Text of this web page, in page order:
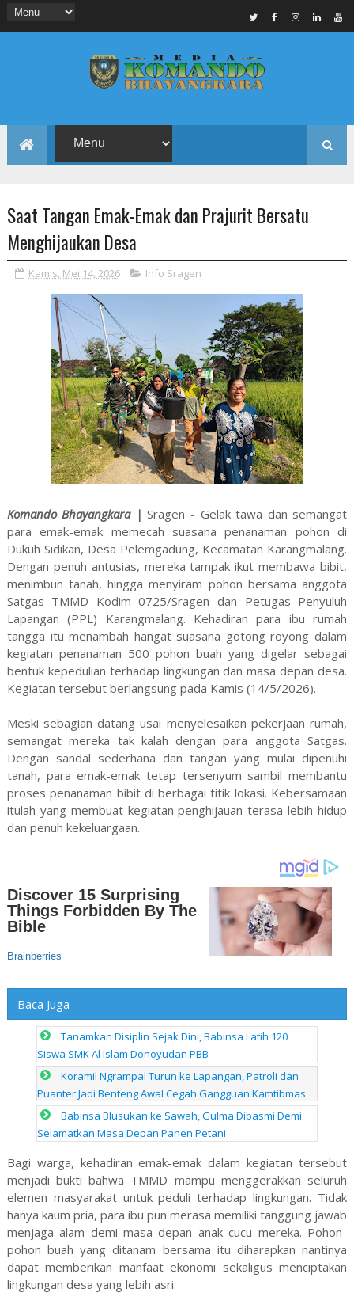
Saat Tangan Emak-Emak dan Prajurit Bersatu
Menghijaukan Desa
Kamis, Mei 14, 2026 Info Sragen
Komando Bhayangkara |Sragen - Gelak tawa dan semangat
para emak-emak memecah suasana penanaman pohon di
Dukuh Sidikan, Desa Pelemgadung, Kecamatan Karangmalang.
Dengan penuh antusias, mereka tampak ikut membawa bibit,
menimbun tanah, hingga menyiram pohon bersama anggota
Satgas TMMD Kodim 0725/Sragen dan Petugas Penyuluh
Lapangan (PPL) Karangmalang. Kehadiran para ibu rumah
tangga itu menambah hangat suasana gotong royong dalam
kegiatan penanaman 500 pohon buah yang digelar sebagai
bentuk kepedulian terhadap lingkungan dan masa depan desa.
Kegiatan tersebut berlangsung pada Kamis (14/5/2026).
Meski sebagian datang usai menyelesaikan pekerjaan rumah,
semangat mereka tak kalah dengan para anggota Satgas.
Dengan sandal sederhana dan tangan yang mulai dipenuhi
tanah, para emak-emak tetap tersenyum sambil membantu
proses penanaman bibit di berbagai titik lokasi. Kebersamaan
itulah yang membuat kegiatan penghijauan terasa lebih hidup
dan penuh kekeluargaan.
Baca Juga
Tanamkan Disiplin Sejak Dini, Babinsa Latih 120
Siswa SMK Al Islam Donoyudan PBB
Koramil Ngrampal Turun ke Lapangan, Patroli dan
Puanter Jadi Benteng Awal Cegah Gangguan Kamtibmas
Babinsa Blusukan ke Sawah, Gulma Dibasmi Demi
Selamatkan Masa Depan Panen Petani
Bagi warga, kehadiran emak-emak dalam kegiatan tersebut
menjadi bukti bahwa TMMD mampu menggerakkan seluruh
elemen masyarakat untuk peduli terhadap lingkungan. Tidak
hanya kaum pria, para ibu pun merasa memiliki tanggung jawab
menjaga alam demi masa depan anak cucu mereka. Pohon-
pohon buah yang ditanam bersama itu diharapkan nantinya
dapat memberikan manfaat ekonomi sekaligus menciptakan
lingkungan desa yang lebih asri.